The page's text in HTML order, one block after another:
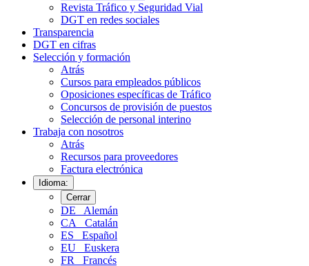
Revista Tráfico y Seguridad Vial
DGT en redes sociales
Transparencia
DGT en cifras
Selección y formación
Atrás
Cursos para empleados públicos
Oposiciones específicas de Tráfico
Concursos de provisión de puestos
Selección de personal interino
Trabaja con nosotros
Atrás
Recursos para proveedores
Factura electrónica
Idioma:
Cerrar
DE
Alemán
CA
Catalán
ES
Español
EU
Euskera
FR
Francés